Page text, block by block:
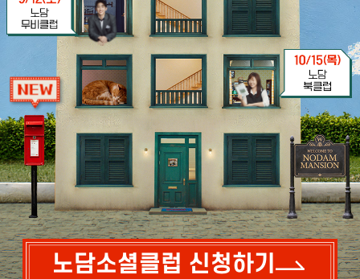
노담소셜클럽 신청하기